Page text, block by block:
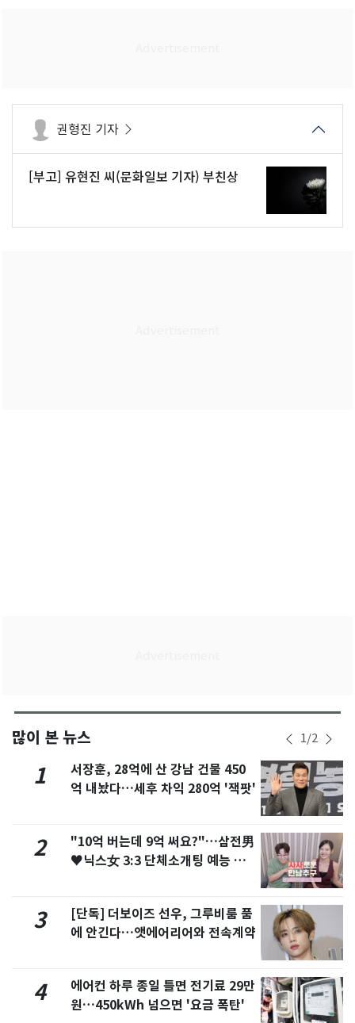
권형진 기자
[부고] 유현진 씨(문화일보 기자) 부친상
많이 본 뉴스 1/2
1
서장훈, 28억에 산 강남 건물 450
억 내놨다…세후 차익 280억 '잭팟'
2
"10억 버는데 9억 써요?"…삼전男
♥닉스女 3:3 단체소개팅 예능 화
3
[단독] 더보이즈 선우, 그루비룸 품
에 안긴다…앳에어리어와 전속계약
4
에어컨 하루 종일 틀면 전기료 29만
원…450kWh 넘으면 '요금 폭탄'